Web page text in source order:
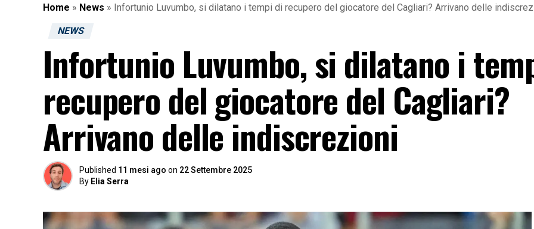
Home » News » Infortunio Luvumbo, si dilatano i tempi di recupero del giocatore del Cagliari? Arrivano delle
NEWS
Infortunio Luvumbo, si dilatano i
recupero del giocatore del Cagliari?
Arrivano delle indiscrezioni
Published 11 mesi ago on 22 Settembre 2025
By Elia Serra